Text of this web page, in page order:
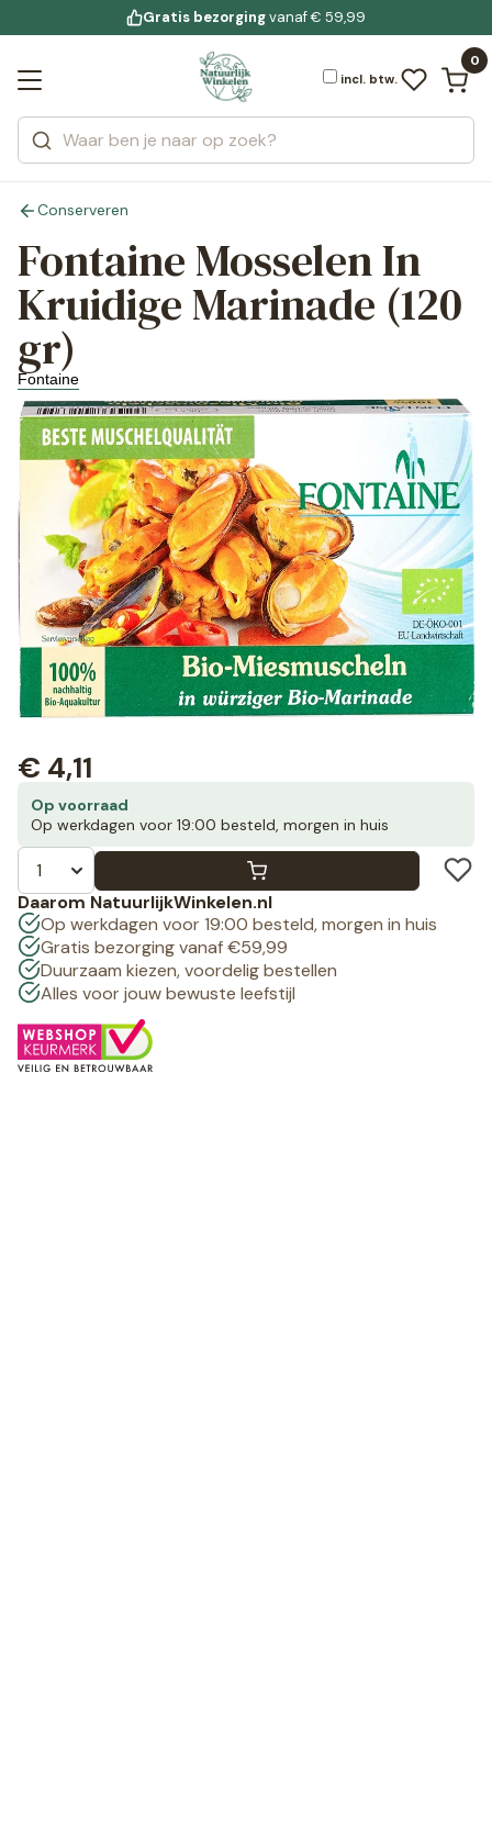
Jouw bewuste leefstijl
voor 19:00 uur besteld
Gratis bezorgingvanaf € 59,99
incl. btw.
0
Zoeken
Categorieën
Merken
Bekijk alle resultaten
Conserveren
Fontaine Mosselen In
Kruidige Marinade (120
gr)
Fontaine
Op voorraad
Op werkdagen voor 19:00 besteld, morgen in huis
€ 4,11
Daarom NatuurlijkWinkelen.nl
Op werkdagen voor 19:00 besteld, morgen in huis
Gratis bezorging vanaf €59,99
Duurzaam kiezen, voordelig bestellen
Alles voor jouw bewuste leefstijl